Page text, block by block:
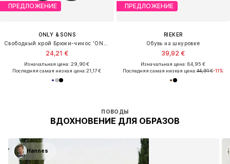
ПРЕДЛОЖЕНИЕ
ONLY & SONS
24,21 €
Изначальная цена: 29,90 €
Последняя самая низкая цена:21,17 €
ПРЕДЛОЖЕНИЕ
RIEKER
Обувь на шнуровке
39,92 €
Изначальная цена: 84,95 €
Последняя самая низкая цена:44,91 €-11%
ПОВОДЫ
ВДОХНОВЕНИЕ ДЛЯ ОБРАЗОВ
Hannes